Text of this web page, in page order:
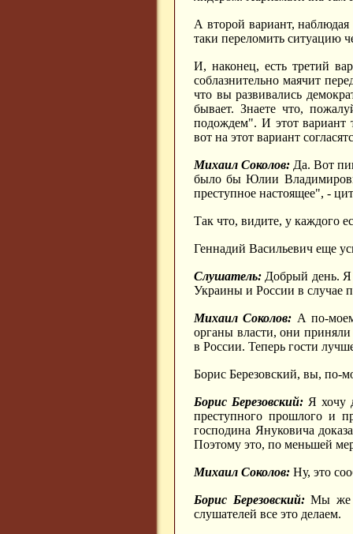
А второй вариант, наблюдая
таки переломить ситуацию
И, наконец, есть третий
соблазнительно маячит
что вы развивались
бывает. Знаете что,
подождем". И этот вариант
вот на этот вариант
Михаил Соколов: Да. Вот
было бы Юлии
преступное настоящее", -
Так что, видите, у каждого
Геннадий Васильевич еще
Слушатель: Добрый день. Я
Украины и России в случае
Михаил Соколов: А по-
органы власти, они
в России. Теперь гости
Борис Березовский, вы, по-
Борис Березовский:Я хочу
преступного прошлого и
господина Януковича
Поэтому это, по меньшей
Михаил Соколов: Ну, это
Борис Березовский:Мы же
слушателей все это делаем.